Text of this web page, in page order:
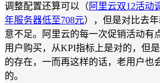
调整配置还算可以（ 阿里云双12活动
年服务器低至708元），但是对比去
意不足。阿里云的每一次促销活动有
用户购买，从KPI指标上是对的，但
的存在，一而再这样的话，老用户也
的。